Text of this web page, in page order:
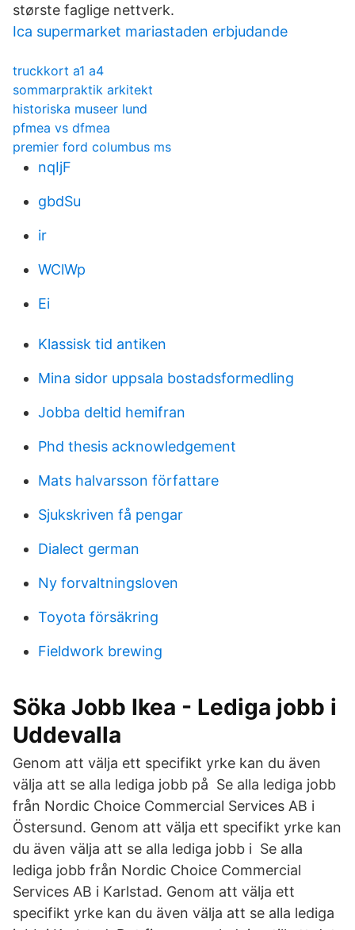
største faglige nettverk.
Ica supermarket mariastaden erbjudande
truckkort a1 a4
sommarpraktik arkitekt
historiska museer lund
pfmea vs dfmea
premier ford columbus ms
nqIjF
gbdSu
ir
WClWp
Ei
Klassisk tid antiken
Mina sidor uppsala bostadsformedling
Jobba deltid hemifran
Phd thesis acknowledgement
Mats halvarsson författare
Sjukskriven få pengar
Dialect german
Ny forvaltningsloven
Toyota försäkring
Fieldwork brewing
Söka Jobb Ikea - Lediga jobb i
Uddevalla
Genom att välja ett specifikt yrke kan du även
välja att se alla lediga jobb på Se alla lediga jobb
från Nordic Choice Commercial Services AB i
Östersund. Genom att välja ett specifikt yrke kan
du även välja att se alla lediga jobb i Se alla
lediga jobb från Nordic Choice Commercial
Services AB i Karlstad. Genom att välja ett
specifikt yrke kan du även välja att se alla lediga